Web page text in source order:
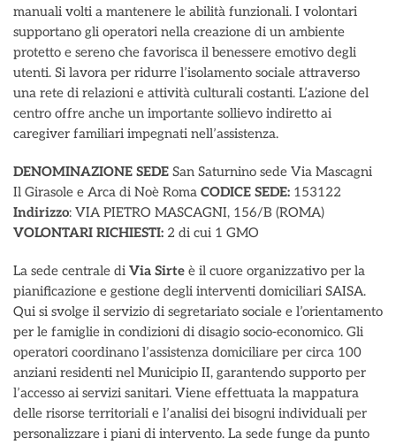
manuali volti a mantenere le abilità funzionali. I volontari
supportano gli operatori nella creazione di un ambiente
protetto e sereno che favorisca il benessere emotivo degli
utenti. Si lavora per ridurre l’isolamento sociale attraverso
una rete di relazioni e attività culturali costanti. L’azione del
centro offre anche un importante sollievo indiretto ai
caregiver familiari impegnati nell’assistenza.
DENOMINAZIONE SEDE San Saturnino sede Via Mascagni
Il Girasole e Arca di Noè Roma CODICE SEDE: 153122
Indirizzo: VIA PIETRO MASCAGNI, 156/B (ROMA)
VOLONTARI RICHIESTI: 2 di cui 1 GMO
La sede centrale di Via Sirte è il cuore organizzativo per la
pianificazione e gestione degli interventi domiciliari SAISA.
Qui si svolge il servizio di segretariato sociale e l’orientamento
per le famiglie in condizioni di disagio socio-economico. Gli
operatori coordinano l’assistenza domiciliare per circa 100
anziani residenti nel Municipio II, garantendo supporto per
l’accesso ai servizi sanitari. Viene effettuata la mappatura
delle risorse territoriali e l’analisi dei bisogni individuali per
personalizzare i piani di intervento. La sede funge da punto